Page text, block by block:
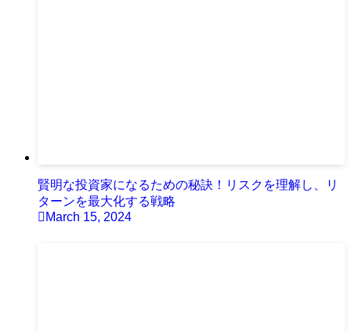
賢明な投資家になるための秘訣！リスクを理解し、リ
ターンを最大化する戦略
March 15, 2024